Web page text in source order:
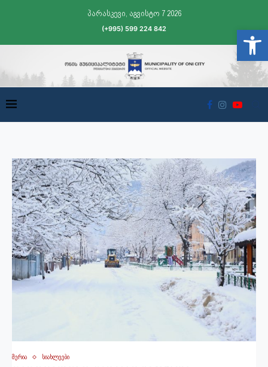
პარასკევი, აგვისტო 7 2026
(+995) 599 224 842
მერია სიახლეები